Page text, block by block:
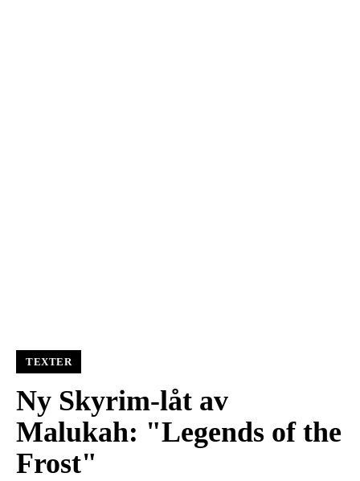
TEXTER
Ny Skyrim-låt av
Malukah: "Legends of the
Frost"